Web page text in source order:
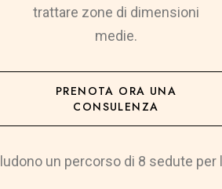
trattare zone di dimensioni
medie.
PRENOTA ORA UNA
CONSULENZA
un percorso di 8 sedute per